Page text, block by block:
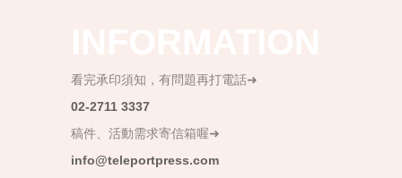
看完承印須知，有問題再打電話➜
02-2711 3337
稿件、活動需求寄信箱喔➜
info@teleportpress.com